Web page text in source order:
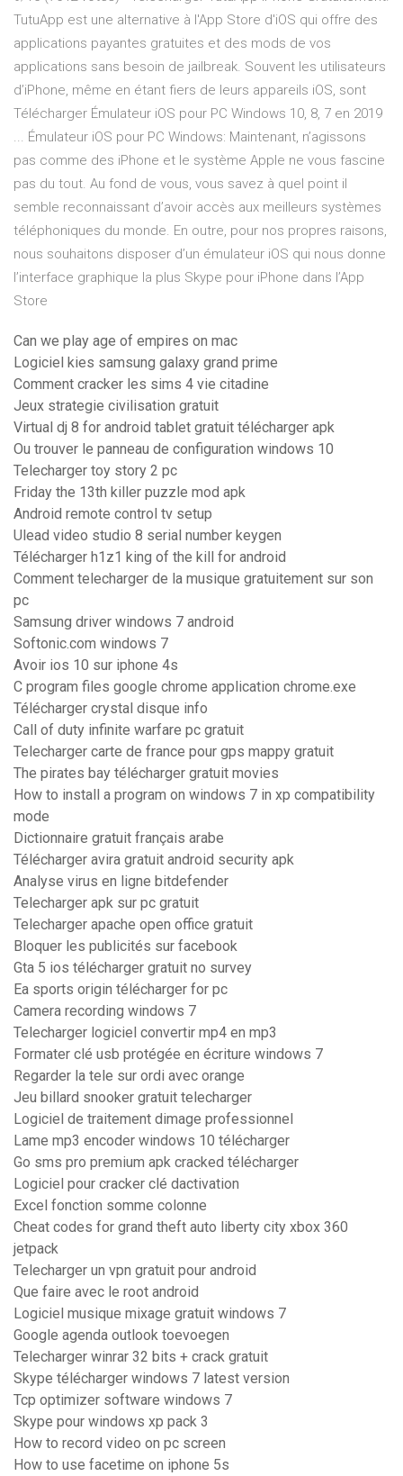
TutuApp est une alternative à l'App Store d'iOS qui offre des
applications payantes gratuites et des mods de vos
applications sans besoin de jailbreak. Souvent les utilisateurs
d’iPhone, même en étant fiers de leurs appareils iOS, sont
Télécharger Émulateur iOS pour PC Windows 10, 8, 7 en 2019
... Émulateur iOS pour PC Windows: Maintenant, n’agissons
pas comme des iPhone et le système Apple ne vous fascine
pas du tout. Au fond de vous, vous savez à quel point il
semble reconnaissant d’avoir accès aux meilleurs systèmes
téléphoniques du monde. En outre, pour nos propres raisons,
nous souhaitons disposer d’un émulateur iOS qui nous donne
l’interface graphique la plus ‎Skype pour iPhone dans l’App
Store
Can we play age of empires on mac
Logiciel kies samsung galaxy grand prime
Comment cracker les sims 4 vie citadine
Jeux strategie civilisation gratuit
Virtual dj 8 for android tablet gratuit télécharger apk
Ou trouver le panneau de configuration windows 10
Telecharger toy story 2 pc
Friday the 13th killer puzzle mod apk
Android remote control tv setup
Ulead video studio 8 serial number keygen
Télécharger h1z1 king of the kill for android
Comment telecharger de la musique gratuitement sur son
pc
Samsung driver windows 7 android
Softonic.com windows 7
Avoir ios 10 sur iphone 4s
C program files google chrome application chrome.exe
Télécharger crystal disque info
Call of duty infinite warfare pc gratuit
Telecharger carte de france pour gps mappy gratuit
The pirates bay télécharger gratuit movies
How to install a program on windows 7 in xp compatibility
mode
Dictionnaire gratuit français arabe
Télécharger avira gratuit android security apk
Analyse virus en ligne bitdefender
Telecharger apk sur pc gratuit
Telecharger apache open office gratuit
Bloquer les publicités sur facebook
Gta 5 ios télécharger gratuit no survey
Ea sports origin télécharger for pc
Camera recording windows 7
Telecharger logiciel convertir mp4 en mp3
Formater clé usb protégée en écriture windows 7
Regarder la tele sur ordi avec orange
Jeu billard snooker gratuit telecharger
Logiciel de traitement dimage professionnel
Lame mp3 encoder windows 10 télécharger
Go sms pro premium apk cracked télécharger
Logiciel pour cracker clé dactivation
Excel fonction somme colonne
Cheat codes for grand theft auto liberty city xbox 360
jetpack
Telecharger un vpn gratuit pour android
Que faire avec le root android
Logiciel musique mixage gratuit windows 7
Google agenda outlook toevoegen
Telecharger winrar 32 bits + crack gratuit
Skype télécharger windows 7 latest version
Tcp optimizer software windows 7
Skype pour windows xp pack 3
How to record video on pc screen
How to use facetime on iphone 5s